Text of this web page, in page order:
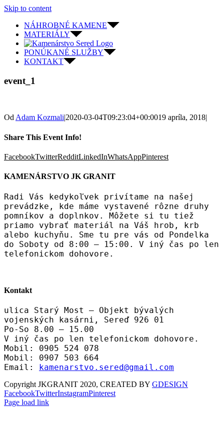
Skip to content
NÁHROBNÉ KAMENE
MATERIÁLY
PONÚKANÉ SLUŽBY
KONTAKT
event_1
OdAdam Kozmali|2020-03-04T09:23:04+00:0019 apríla, 2018|
Share This Event Info!
FacebookTwitterRedditLinkedInWhatsAppPinterest
KAMENÁRSTVO JK GRANIT
Radi Vás kedykoľvek privítame na našej
prevádzke, kde máme vystavené rôzne druhy
pomníkov a doplnkov. Môžete si tu tiež
priamo vybrať materiál na Váš hrob, krb
alebo kuchyňu. Sme tu pre vás od Pondelka
do Soboty od 8:00 – 15:00. V iný čas po len
telefonickom dohovore.
Kontakt
ulica Starý Most – Objekt bývalých
vojenských kasárni, Sereď 926 01
Po-So 8.00 – 15.00
V iný čas po len telefonickom dohovore.
Mobil: 0905 524 078
Mobil: 0907 503 664
Email: kamenarstvo.sered@gmail.com
Copyright JKGRANIT 2020, CREATED BY GDESIGN
FacebookTwitterInstagramPinterest
Page load link